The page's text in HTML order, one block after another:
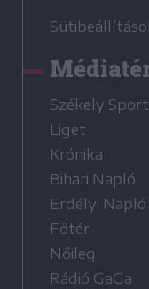
Székely Sport
Liget
Krónika
Bihari Napló
Erdélyi Napló
Főtér
Nőileg
Rádió GaGa